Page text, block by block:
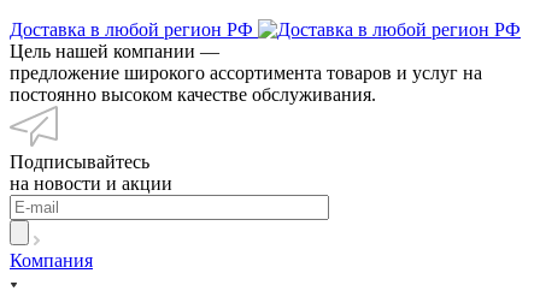
Доставка в любой регион РФ
Цель нашей компании —
предложение широкого ассортимента товаров и услуг на
постоянно высоком качестве обслуживания.
Подписывайтесь
на новости и акции
Компания